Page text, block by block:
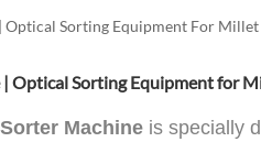
Sorting Equipment For Millet
Optical Sorting Equipment for
Machine is specially